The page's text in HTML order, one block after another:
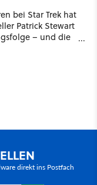
bei Star Trek hat
Patrick Stewart
– und die
direkt ins Postfach